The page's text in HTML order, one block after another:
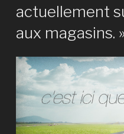
actuellement
aux magasins.